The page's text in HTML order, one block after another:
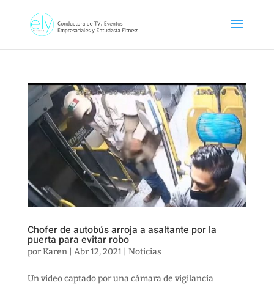
Chofer de autobús arroja a asaltante por la
puerta para evitar robo
porKaren| Abr 12, 2021| Noticias
Un video captado por una cámara de vigilancia